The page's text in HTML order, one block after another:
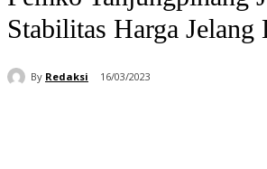
Stabilitas Harga Jelang
By Redaksi 16/03/2023